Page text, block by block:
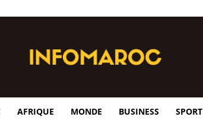
AFRIQUE MONDE BUSINESS SPORT